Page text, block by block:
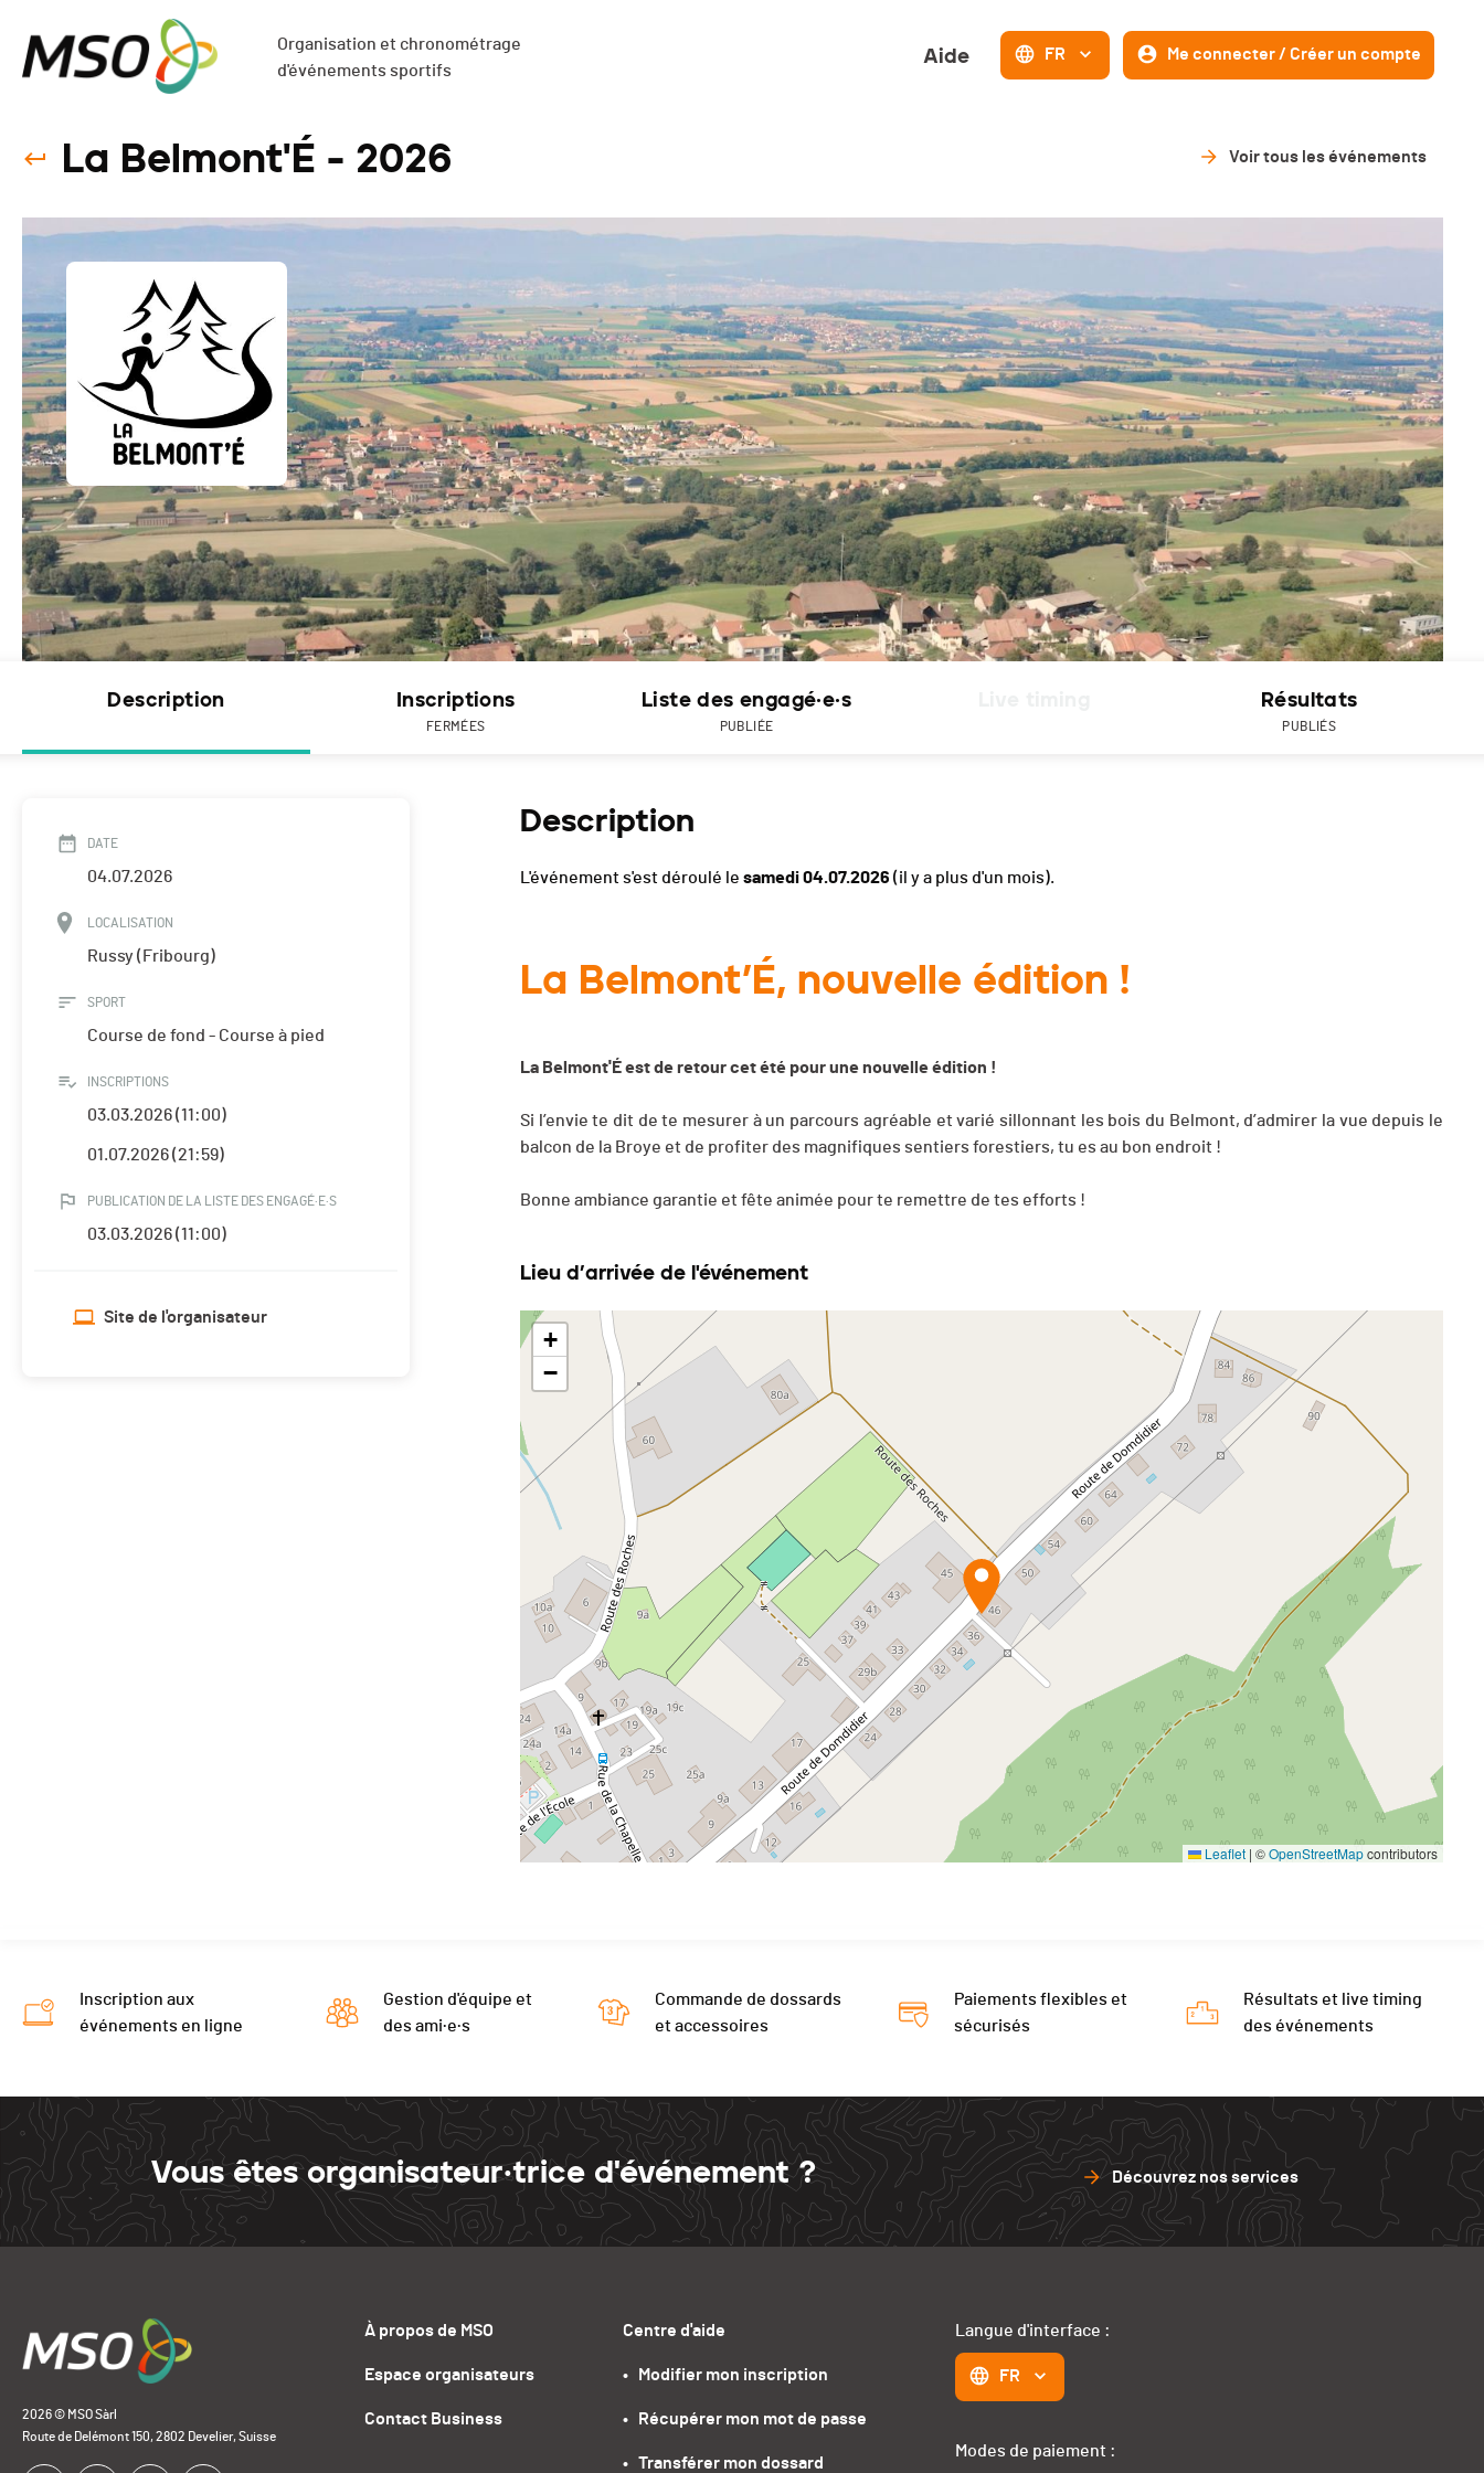
Organisation et chronométrage
d'événements sportifs
Aide FR Me connecter / Créer un compte
La Belmont'É - 2026 Voir tous les événements
Description Inscriptions
FERMÉES
Liste des engagé·e·s
PUBLIÉE
Résultats
PUBLIÉS
DATE
04.07.2026
LOCALISATION
Russy (Fribourg)
SPORT
Course de fond - Course à pied
INSCRIPTIONS
03.03.2026 (11:00)
01.07.2026 (21:59)
PUBLICATION DE LA LISTE DES ENGAGÉ·E·S
03.03.2026 (11:00)
Site de l'organisateur
Description
L'événement s'est déroulé le samedi 04.07.2026 (il y a plus d'un mois).
La Belmont’É, nouvelle édition !
La Belmont'É est de retour cet été pour une nouvelle édition !
Si l’envie te dit de te mesurer à un parcours agréable et varié sillonnant les bois du Belmont, d’admirer la vue depuis le
balcon de la Broye et de profiter des magnifiques sentiers forestiers, tu es au bon endroit !
Bonne ambiance garantie et fête animée pour te remettre de tes efforts !
Lieu d’arrivée de l'événement
+
−
Leaflet | ©OpenStreetMapcontributors
Inscription aux
événements en ligne
Gestion d'équipe et
des ami·e·s
Commande de dossards
et accessoires
Paiements flexibles et
sécurisés
Résultats et live timing
des événements
Vous êtes organisateur·trice d'événement ? Découvrez nos services
2026 © MSO Sàrl
Route de Delémont 150, 2802 Develier, Suisse
À propos de MSO
Espace organisateurs
Contact Business
Centre d'aide
•   Modifier mon inscription
•   Récupérer mon mot de passe
•   Transférer mon dossard
Langue d'interface :
FR
Modes de paiement :